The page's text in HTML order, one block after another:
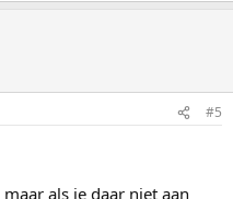
#5
als je daar niet aan